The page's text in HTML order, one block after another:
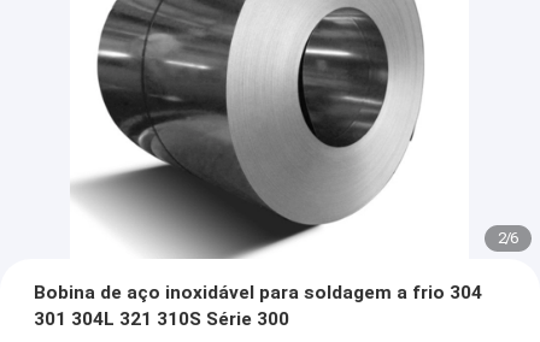
2/6
Bobina de aço inoxidável para soldagem a frio 304
301 304L 321 310S Série 300